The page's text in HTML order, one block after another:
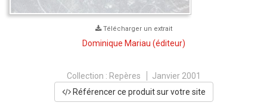
Télécharger un extrait
Dominique Mariau (éditeur)
Collection : Repères
Janvier 2001
Référencer ce produit sur votre site